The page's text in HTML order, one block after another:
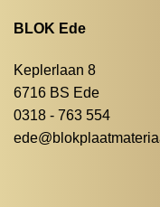
BLOK Ede
Keplerlaan 8
6716 BS Ede
0318 - 763 554